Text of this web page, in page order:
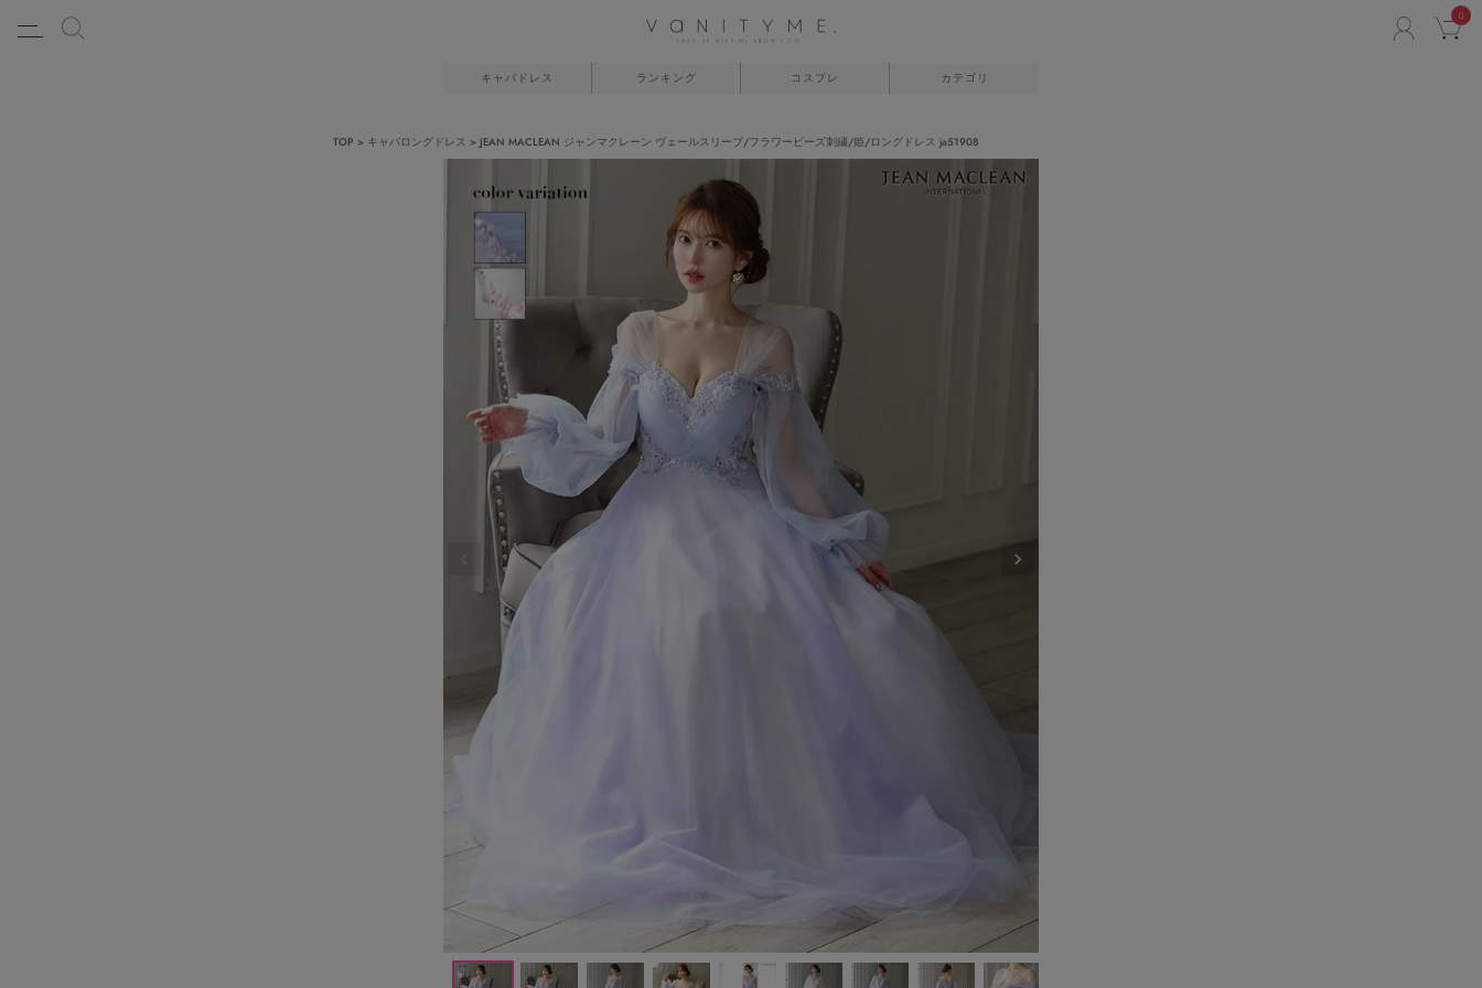
0
キャバドレス ランキング コスプレ カテゴリ
TOP キャバロングドレス JEAN MACLEAN ジャンマクレーン ヴェールスリーブ/フラワービーズ刺繍/姫/ロングドレス ja51908